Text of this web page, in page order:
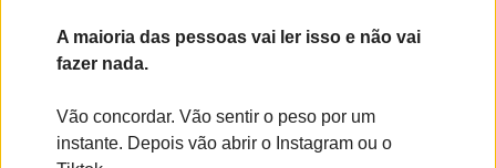
A maioria das pessoas vai ler isso e não vai
fazer nada.
Vão concordar. Vão sentir o peso por um
instante. Depois vão abrir o Instagram ou o